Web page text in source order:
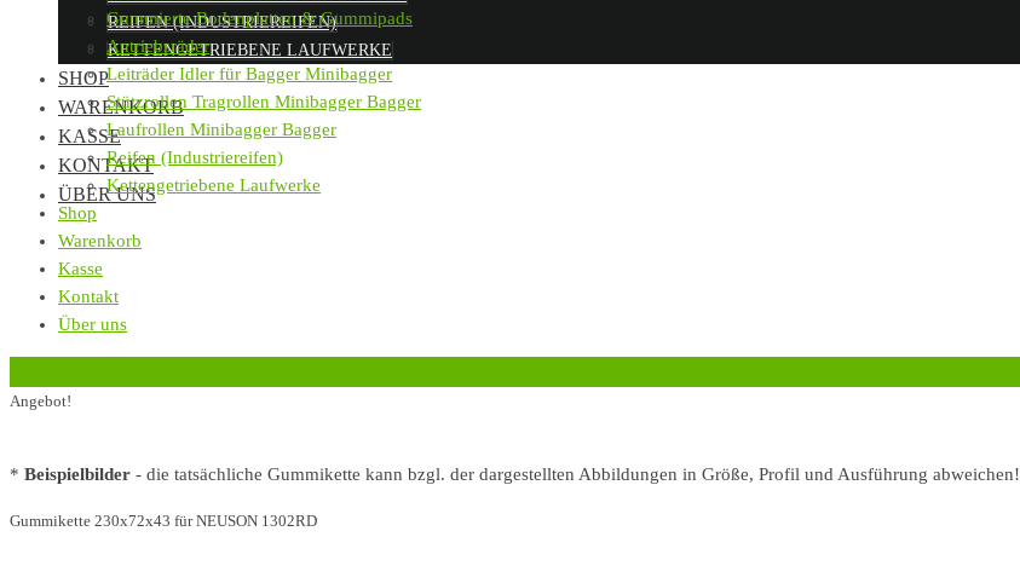
REIFEN (INDUSTRIEREIFEN)
KETTENGETRIEBENE LAUFWERKE
SHOP
WARENKORB
KASSE
KONTAKT
ÜBER UNS
Gummierte Bodenplatten & Gummipads
Antriebsräder
Leiträder Idler für Bagger Minibagger
Stützrollen Tragrollen Minibagger Bagger
Laufrollen Minibagger Bagger
Reifen (Industriereifen)
Kettengetriebene Laufwerke
Shop
Warenkorb
Kasse
Kontakt
Über uns
Angebot!
* Beispielbilder - die tatsächliche Gummikette kann bzgl. der dargestellten Abbildungen in Größe, Profil und Ausführung abweichen!
Gummikette 230x72x43 für NEUSON 1302RD